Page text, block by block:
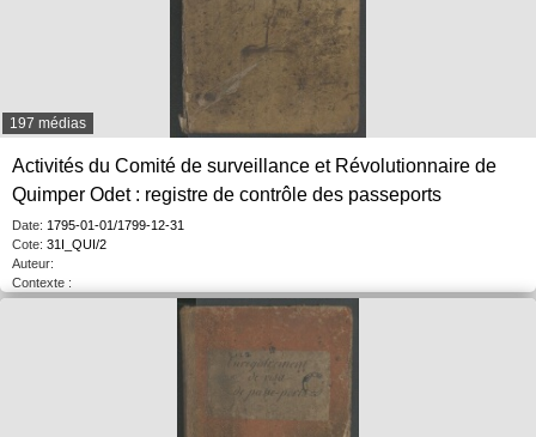
197 médias
Activités du Comité de surveillance et Révolutionnaire de
Quimper Odet : registre de contrôle des passeports
Date: 1795-01-01/1799-12-31
Cote: 31I_QUI/2
Auteur:
Contexte :